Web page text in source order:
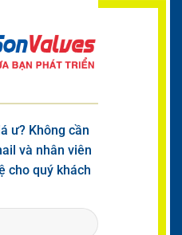
ư? Không cần
và nhân viên
cho quý khách